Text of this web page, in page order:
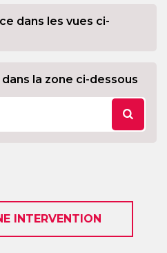
dans les vues ci-
la zone ci-dessous
INTERVENTION